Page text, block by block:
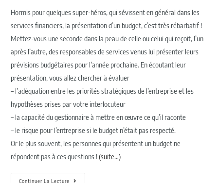
Hormis pour quelques super-héros, qui sévissent en général dans les
services financiers, la présentation d’un budget, c’est très rébarbatif !
Mettez-vous une seconde dans la peau de celle ou celui qui reçoit, l’un
après l’autre, des responsables de services venus lui présenter leurs
prévisions budgétaires pour l’année prochaine. En écoutant leur
présentation, vous allez chercher à évaluer
– l’adéquation entre les priorités stratégiques de l’entreprise et les
hypothèses prises par votre interlocuteur
– la capacité du gestionnaire à mettre en œuvre ce qu’il raconte
– le risque pour l’entreprise si le budget n’était pas respecté.
Or le plus souvent, les personnes qui présentent un budget ne
répondent pas à ces questions !(suite…)
Continuer La Lecture